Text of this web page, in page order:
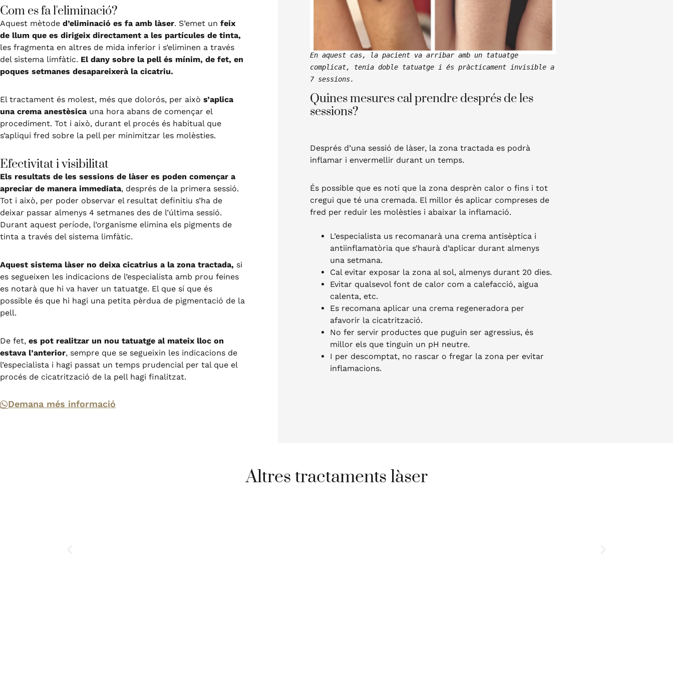
Com es fa l'eliminació?
Aquest mètode d’eliminació es fa amb làser. S’emet un feix
de llum que es dirigeix directament a les partícules de tinta,
les fragmenta en altres de mida inferior i s’eliminen a través
del sistema limfàtic. El dany sobre la pell és mínim, de fet, en
poques setmanes desapareixerà la cicatriu.
El tractament és molest, més que dolorós, per això s’aplica
una crema anestèsica una hora abans de començar el
procediment. Tot i això, durant el procés és habitual que
s’apliqui fred sobre la pell per minimitzar les molèsties.
Efectivitat i visibilitat
Els resultats de les sessions de làser es poden començar a
apreciar de manera immediata, després de la primera sessió.
Tot i això, per poder observar el resultat definitiu s’ha de
deixar passar almenys 4 setmanes des de l’última sessió.
Durant aquest període, l’organisme elimina els pigments de
tinta a través del sistema limfàtic.
Aquest sistema làser no deixa cicatrius a la zona tractada, si
es segueixen les indicacions de l’especialista amb prou feines
es notarà que hi va haver un tatuatge. El que sí que és
possible és que hi hagi una petita pèrdua de pigmentació de la
pell.
De fet, es pot realitzar un nou tatuatge al mateix lloc on
estava l’anterior, sempre que se segueixin les indicacions de
l’especialista i hagi passat un temps prudencial per tal que el
procés de cicatrització de la pell hagi finalitzat.
Demana més informació
En aquest cas, la pacient va arribar amb un tatuatge
complicat, tenia doble tatuatge i és pràcticament invisible a
7 sessions.
Quines mesures cal prendre després de les
sessions?
Després d’una sessió de làser, la zona tractada es podrà
inflamar i envermellir durant un temps.
És possible que es noti que la zona desprèn calor o fins i tot
cregui que té una cremada. El millor és aplicar compreses de
fred per reduir les molèsties i abaixar la inflamació.
L’especialista us recomanarà una crema antisèptica i
antiinflamatòria que s’haurà d’aplicar durant almenys
una setmana.
Cal evitar exposar la zona al sol, almenys durant 20 dies.
Evitar qualsevol font de calor com a calefacció, aigua
calenta, etc.
Es recomana aplicar una crema regeneradora per
afavorir la cicatrització.
No fer servir productes que puguin ser agressius, és
millor els que tinguin un pH neutre.
I per descomptat, no rascar o fregar la zona per evitar
inflamacions.
Altres tractaments làser